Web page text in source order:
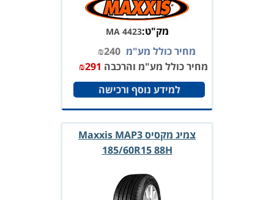
מק"ט:MA 4423
מחיר כולל מע"מ ₪240
מחיר כולל מע"מ והרכבה
₪291
למידע נוסף ורכישה
צמיג מקסיס Maxxis MAP3
185/60R15 88H